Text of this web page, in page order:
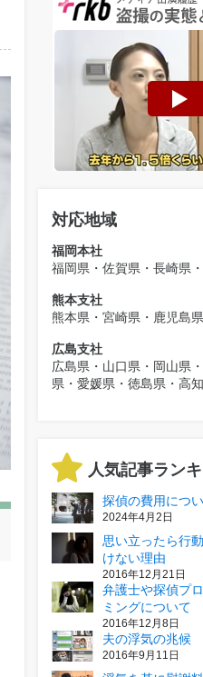
対応地域
福岡本社
福岡県・佐賀県・長崎県
熊本支社
熊本県・宮崎県・鹿児島県
広島支社
広島県・山口県・岡山県
県・愛媛県・徳島県・高
人気記事ラン
探偵の費用につ
2024年4月2日
思い立ったら行
けない理由
2016年12月21日
弁護士や探偵プ
ミングについて
2016年12月8日
夫の浮気の兆候
2016年9月11日